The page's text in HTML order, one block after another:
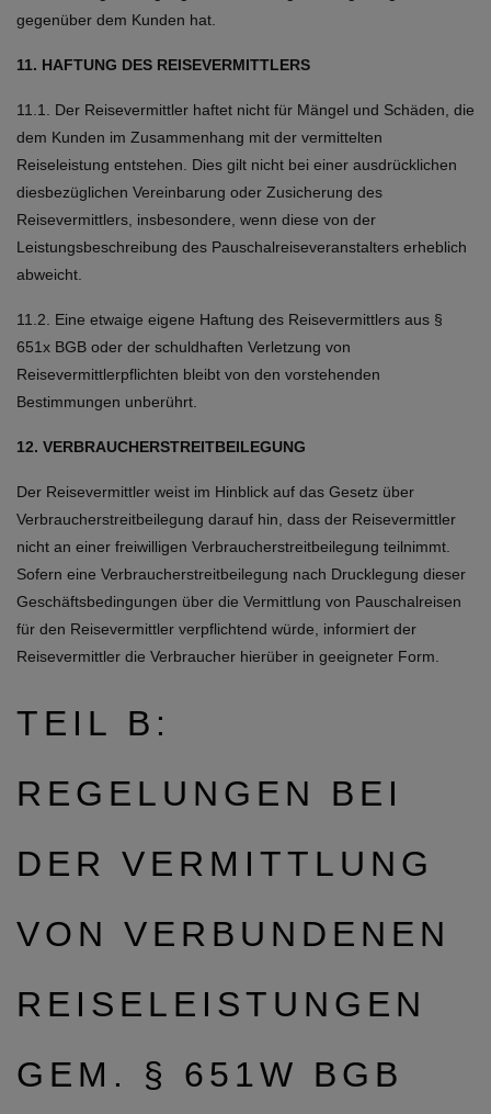
gegenüber dem Kunden hat.
11. HAFTUNG DES REISEVERMITTLERS
11.1. Der Reisevermittler haftet nicht für Mängel und Schäden, die
dem Kunden im Zusammenhang mit der vermittelten
Reiseleistung entstehen. Dies gilt nicht bei einer ausdrücklichen
diesbezüglichen Vereinbarung oder Zusicherung des
Reisevermittlers, insbesondere, wenn diese von der
Leistungsbeschreibung des Pauschalreiseveranstalters erheblich
abweicht.
11.2. Eine etwaige eigene Haftung des Reisevermittlers aus §
651x BGB oder der schuldhaften Verletzung von
Reisevermittlerpflichten bleibt von den vorstehenden
Bestimmungen unberührt.
12. VERBRAUCHERSTREITBEILEGUNG
Der Reisevermittler weist im Hinblick auf das Gesetz über
Verbraucherstreitbeilegung darauf hin, dass der Reisevermittler
nicht an einer freiwilligen Verbraucherstreitbeilegung teilnimmt.
Sofern eine Verbraucherstreitbeilegung nach Drucklegung dieser
Geschäftsbedingungen über die Vermittlung von Pauschalreisen
für den Reisevermittler verpflichtend würde, informiert der
Reisevermittler die Verbraucher hierüber in geeigneter Form.
TEIL B:
REGELUNGEN BEI
DER VERMITTLUNG
VON VERBUNDENEN
REISELEISTUNGEN
GEM. § 651W BGB